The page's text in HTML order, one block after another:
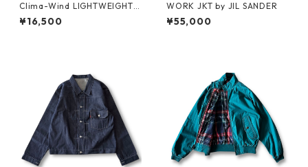
Clima-Wind LIGHTWEIGHT J
KT by SALOMON
¥16,500
WORK JKT by JIL SANDER
¥55,000